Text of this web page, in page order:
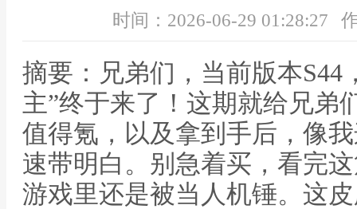
时间：2026-06-29 01:28:27
摘要：兄弟们，当前版本S44
主”终于来了！这期就给兄弟
值得氪，以及拿到手后，像
速带明白。别急着买，看完
游戏里还是被当人机锤。这